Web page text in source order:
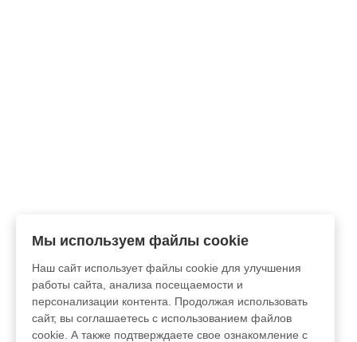
Мы используем файлы cookie
Наш сайт использует файлы cookie для улучшения
работы сайта, анализа посещаемости и
персонализации контента. Продолжая использовать
сайт, вы соглашаетесь с использованием файлов
cookie. А также подтверждаете свое ознакомление с